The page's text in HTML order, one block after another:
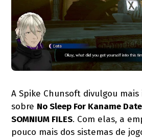
A Spike Chunsoft divulgou
sobre No Sleep For Kaname
SOMNIUM FILES. Com elas, a
pouco mais dos sistemas de